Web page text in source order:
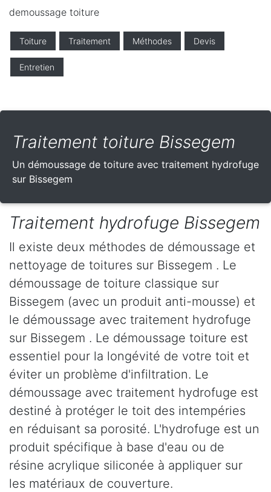
demoussage toiture
Toiture Traitement Méthodes Devis
Entretien
Traitement toiture Bissegem
Un démoussage de toiture avec traitement hydrofuge
sur Bissegem
Traitement hydrofuge Bissegem
Il existe deux méthodes de démoussage et
nettoyage de toitures sur Bissegem . Le
démoussage de toiture classique sur
Bissegem (avec un produit anti-mousse) et
le démoussage avec traitement hydrofuge
sur Bissegem . Le démoussage toiture est
essentiel pour la longévité de votre toit et
éviter un problème d'infiltration. Le
démoussage avec traitement hydrofuge est
destiné à protéger le toit des intempéries
en réduisant sa porosité. L'hydrofuge est un
produit spécifique à base d'eau ou de
résine acrylique siliconée à appliquer sur
les matériaux de couverture.